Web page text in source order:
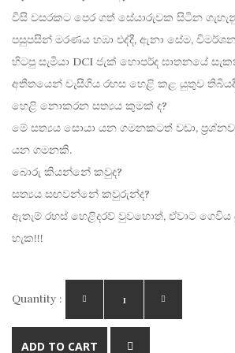
විසි වසරකට පෙර ගත් සේයාරුවක සිටින
පසුපසින් මරණය හඹා එද්දී, ඇනා සේම,
හිටපු සැමියා DCI ජැක් හොපර්ද ඝාතනයේ
අතීතයෙන් වැසීගිය රහස හෙළි කළ යුතුව
හෙළි නොකරන සත්‍යය කුමක් ද?
මේ සත්‍යය සොයා යන ගමනකටත් වඩා,
යන ගමනකි.
බොරු කියන්නේ කවුද?
සත්‍යය සඟවන්නේ කවුරුන්ද?
ඇතැම් රහස් හෙළිදරව් වුවහොත්, ඒවාට
හැක!!!
Quantity :
ADD TO CART